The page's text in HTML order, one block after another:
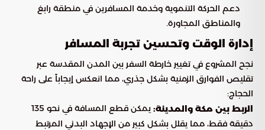
دعم الحركة التنموية وخدمة المسافرين في منطقة رابغ
والمناطق المجاورة.
إدارة الوقت وتحسين تجربة المسافر
نجح المشروع في تغيير خارطة السفر بين المدن المقدسة عبر
تقليص الفوارق الزمنية بشكل جذري، مما انعكس إيجاباً على راحة
الحجاج:
الربط بين مكة والمدينة:
يمكن قطع المسافة في نحو 135
دقيقة فقط، مما يقلل بشكل كبير من الإجهاد البدني المرتبط